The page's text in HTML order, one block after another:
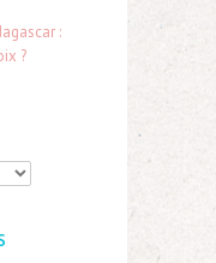
:
?